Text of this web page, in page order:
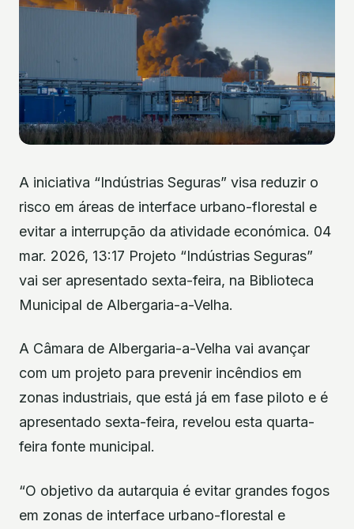
A iniciativa “Indústrias Seguras” visa reduzir o
risco em áreas de interface urbano-florestal e
evitar a interrupção da atividade económica. 04
mar. 2026, 13:17 Projeto “Indústrias Seguras”
vai ser apresentado sexta-feira, na Biblioteca
Municipal de Albergaria-a-Velha.
A Câmara de Albergaria-a-Velha vai avançar
com um projeto para prevenir incêndios em
zonas industriais, que está já em fase piloto e é
apresentado sexta-feira, revelou esta quarta-
feira fonte municipal.
“O objetivo da autarquia é evitar grandes fogos
em zonas de interface urbano-florestal e